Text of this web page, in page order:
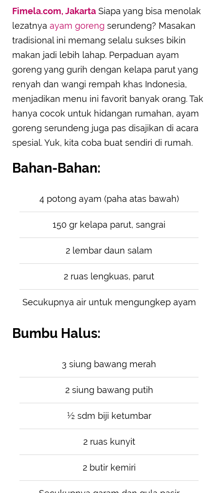
SUBMIT REVIEW
Fimela.com, Jakarta Siapa yang bisa menolak
lezatnya ayam goreng serundeng? Masakan
tradisional ini memang selalu sukses bikin
makan jadi lebih lahap. Perpaduan ayam
goreng yang gurih dengan kelapa parut yang
renyah dan wangi rempah khas Indonesia,
menjadikan menu ini favorit banyak orang. Tak
hanya cocok untuk hidangan rumahan, ayam
goreng serundeng juga pas disajikan di acara
spesial. Yuk, kita coba buat sendiri di rumah.
Bahan-Bahan:
4 potong ayam (paha atas bawah)
150 gr kelapa parut, sangrai
2 lembar daun salam
2 ruas lengkuas, parut
Secukupnya air untuk mengungkep ayam
Bumbu Halus:
3 siung bawang merah
2 siung bawang putih
½ sdm biji ketumbar
2 ruas kunyit
2 butir kemiri